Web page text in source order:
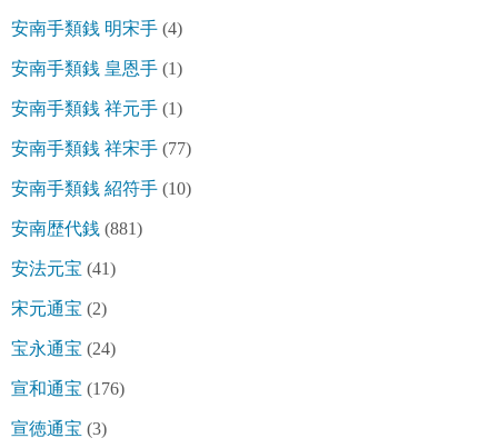
安南手類銭 明宋手 (4)
安南手類銭 皇恩手 (1)
安南手類銭 祥元手 (1)
安南手類銭 祥宋手 (77)
安南手類銭 紹符手 (10)
安南歴代銭 (881)
安法元宝 (41)
宋元通宝 (2)
宝永通宝 (24)
宣和通宝 (176)
宣徳通宝 (3)